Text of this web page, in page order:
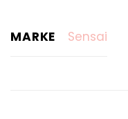
MARKE Sensai